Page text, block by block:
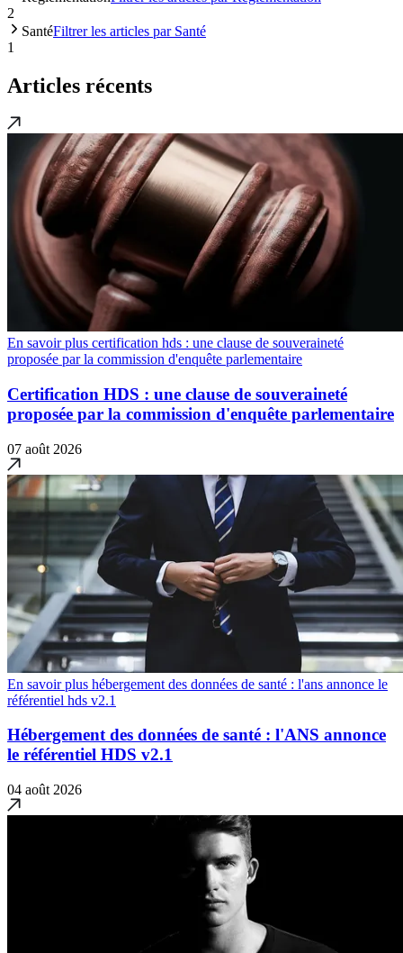
2
SantéFiltrer les articles par Santé
1
Articles récents
En savoir plus certification hds : une clause de souveraineté
proposée par la commission d'enquête parlementaire
Certification HDS : une clause de souveraineté
proposée par la commission d'enquête parlementaire
07 août 2026
En savoir plus hébergement des données de santé : l'ans annonce le
référentiel hds v2.1
Hébergement des données de santé : l'ANS annonce
le référentiel HDS v2.1
04 août 2026